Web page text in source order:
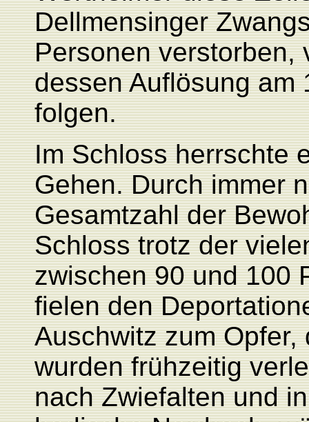
Dellmensinger
Personen verstorben,
dessen Auflösung am
folgen.
Im Schloss herrschte
Gehen. Durch immer
Gesamtzahl der
Schloss trotz der
zwischen 90 und 100
fielen den
Auschwitz zum
wurden frühzeitig
nach Zwiefalten und